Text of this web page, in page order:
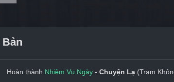
Hoàn thành Nhiệm Vụ Ngày - Chuyện Lạ (Trạm